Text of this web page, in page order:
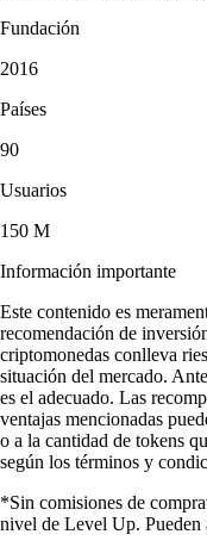
Fundación
2016
Países
90
Usuarios
150 M
Información importante
Este contenido es
recomendación de
criptomonedas conlleva
situación del mercado.
es el adecuado. Las
ventajas mencionadas
o a la cantidad de tokens
según los términos y
*Sin comisiones de
nivel de Level Up. Pueden